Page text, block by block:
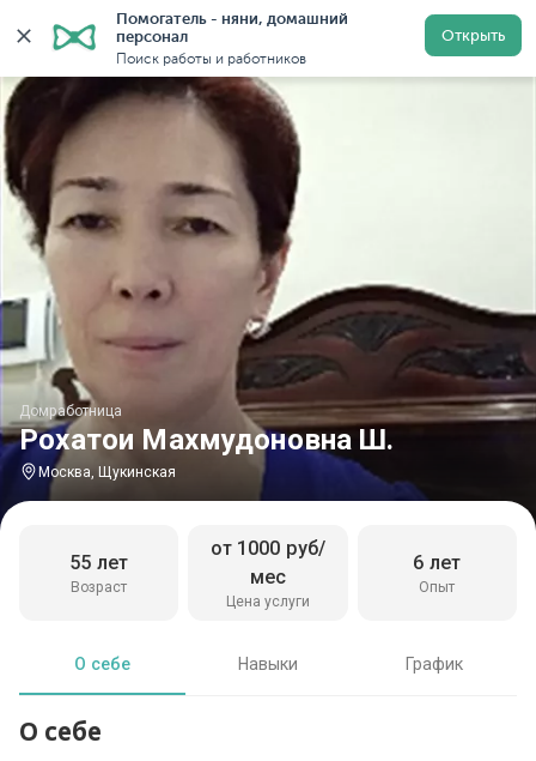
Помогатель - няни, домашний
персонал
Поиск работы и работников
Открыть
Главная Домработницы Домработницы в Москве
Роxатои Маxмудоновна Ш.
Домработница
Москва, Щукинская
Возраст
55 лет
Цена услуги
от 1000 руб/
мес
Опыт
6 лет
О себе Навыки График
О себе